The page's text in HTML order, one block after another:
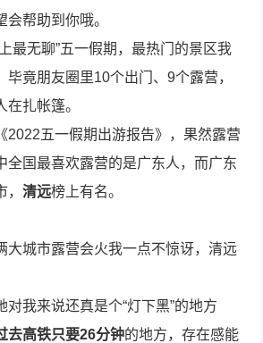
帮助到你哦。
最无聊”五一假期，最热门的景区我
毕竟朋友圈里10个出门、9个露营，
扎帐篷。
2022五一假期出游报告》，果然露营
全国最喜欢露营的是广东人，而广东
，清远榜上有名。
大城市露营会火我一点不惊讶，清远
对我来说还真是个“灯下黑”的地方
去高铁只要26分钟的地方，存在感能